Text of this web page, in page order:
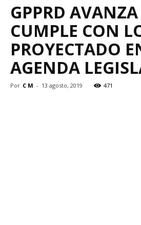
GPPRD
CUMPLE CON
PROYECTADO
AGENDA
Por C M - 13 agosto, 2019 471